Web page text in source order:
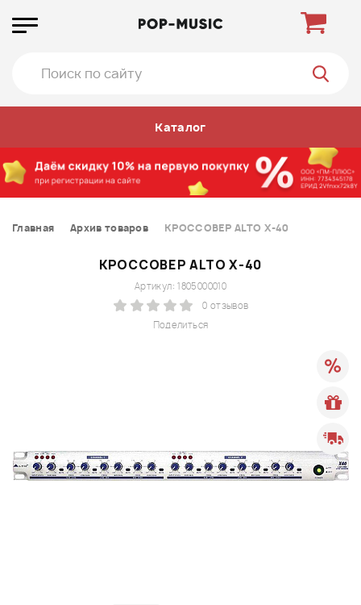
Каталог
Главная Архив товаров КРОССОВЕР ALTO X-40
КРОССОВЕР ALTO X-40
Поделиться
Артикул: 1805000010
0 отзывов